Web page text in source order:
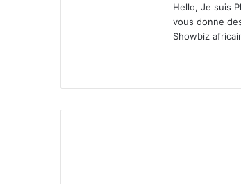
Hello, Je suis
vous donne
Showbiz
te